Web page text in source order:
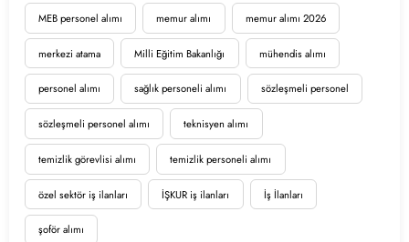
MEB personel alımı memur alımı memur alımı 2026
merkezi atama Milli Eğitim Bakanlığı mühendis alımı
personel alımı sağlık personeli alımı sözleşmeli personel
sözleşmeli personel alımı teknisyen alımı
temizlik görevlisi alımı temizlik personeli alımı
özel sektör iş ilanları İŞKUR iş ilanları İş İlanları
şoför alımı